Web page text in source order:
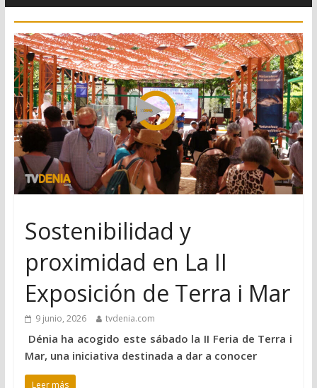
Sostenibilidad y
proximidad en La II
Exposición de Terra i Mar
9 junio, 2026 tvdenia.com
Dénia ha acogido este sábado la II Feria de Terra i
Mar, una iniciativa destinada a dar a conocer
Leer más